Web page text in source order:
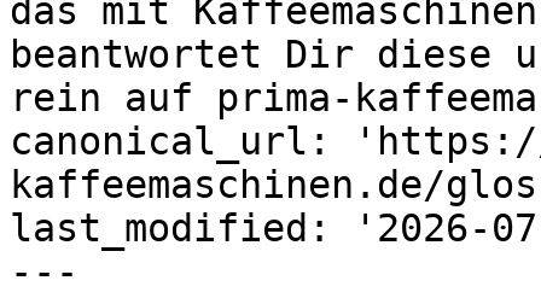
das mit
beantwortet Dir diese
rein auf prima-
canonical_url: 'https://
kaffeemaschinen.de/
last_modified: '2026-
---